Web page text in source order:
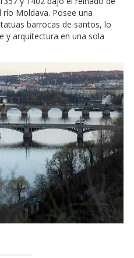
río Moldava. Posee una
barrocas de santos, lo
y arquitectura en una sola